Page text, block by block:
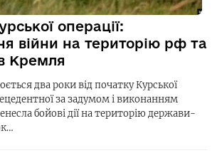
операції:
війни на територію рф та
Кремля
два роки від початку Курської
за задумом і виконанням
бойові дії на територію держави-